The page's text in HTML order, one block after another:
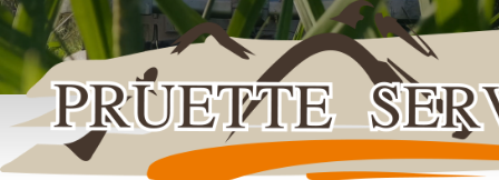
Aller
au
contenu
principal